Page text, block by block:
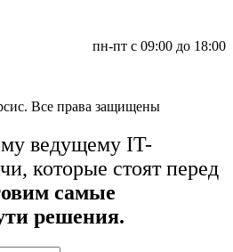
пн-пт с 09:00 до 18:00
Все права защищены
ведущему IT-
которые стоят перед
самые
решения.